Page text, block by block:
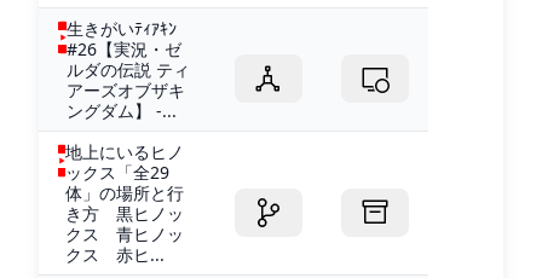
生きがいﾃｨｱｷﾝ
#26【実況・ゼ
ルダの伝説 ティ
アーズオブザキ
ングダム】 -...
地上にいるヒノ
ックス「全29
体」の場所と行
き方 黒ヒノッ
クス 青ヒノッ
クス 赤ヒ...